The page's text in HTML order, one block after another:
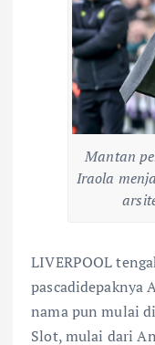
Mantan
Iraola
LIVERPOOL
pascadidepaknya
nama pun mulai
Slot, mulai dari